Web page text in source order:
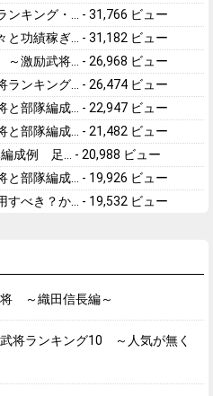
ンキング・... - 31,766 ビュー
と功績稼ぎ... - 31,182 ビュー
～激励武将... - 26,968 ビュー
ランキング... - 26,474 ビュー
と部隊編成... - 22,947 ビュー
と部隊編成... - 21,482 ビュー
編成例 足... - 20,988 ビュー
と部隊編成... - 19,926 ビュー
すべき？か... - 19,532 ビュー
将 ～織田信長編～
将ランキング10 ～人気が無く